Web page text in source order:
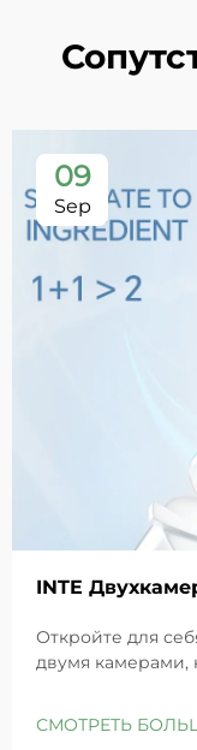
09
Sep
INTE
Откройте для
двумя камерами,
СМОТРЕТЬ